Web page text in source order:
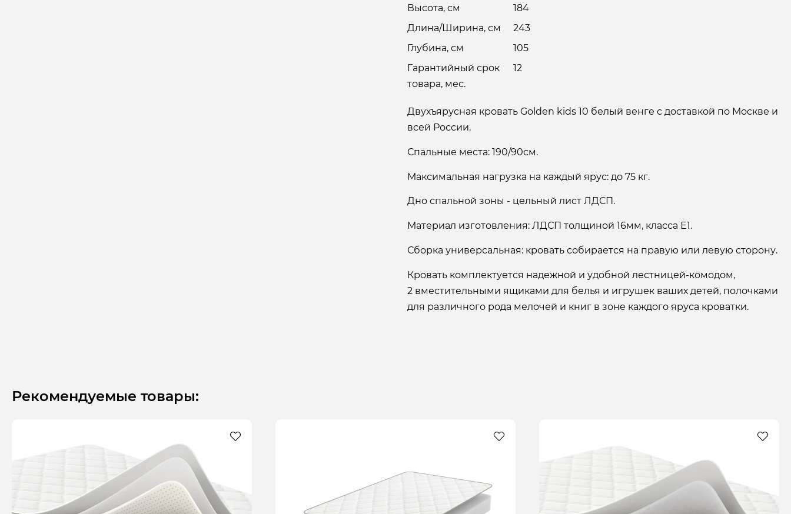
Высота, см
184
Длина/Ширина, см
243
Глубина, см
105
Гарантийный срок
товара, мес.
12
Двухъярусная кровать Golden kids 10 белый венге с доставкой по Москве и
всей России.
Спальные места: 190/90см.
Максимальная нагрузка на каждый ярус: до 75 кг.
Дно спальной зоны - цельный лист ЛДСП.
Материал изготовления: ЛДСП толщиной 16мм, класса Е1.
Сборка универсальная: кровать собирается на правую или левую сторону.
Кровать комплектуется надежной и удобной лестницей-комодом,
2 вместительными ящиками для белья и игрушек ваших детей, полочками
для различного рода мелочей и книг в зоне каждого яруса кроватки.
Рекомендуемые товары: